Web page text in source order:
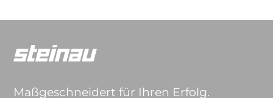
Maßgeschneidert für Ihren Erfolg.